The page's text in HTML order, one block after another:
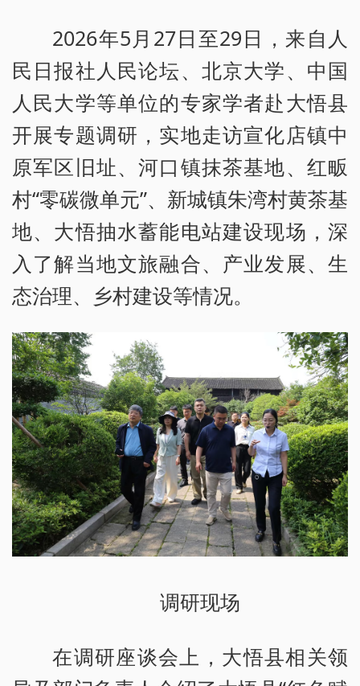
2026年5月27日至29日，来自人
民日报社人民论坛、北京大学、中国
人民大学等单位的专家学者赴大悟县
开展专题调研，实地走访宣化店镇中
原军区旧址、河口镇抹茶基地、红畈
村“零碳微单元”、新城镇朱湾村黄茶基
地、大悟抽水蓄能电站建设现场，深
入了解当地文旅融合、产业发展、生
态治理、乡村建设等情况。
调研现场
在调研座谈会上，大悟县相关领